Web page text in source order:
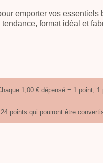
emporter vos essentiels
format idéal et
1,00 € dépensé = 1 point,
points qui pourront être